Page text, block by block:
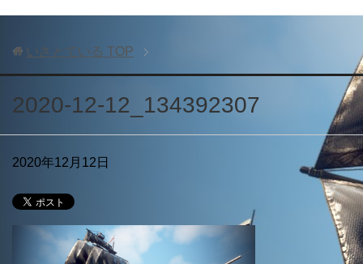
いさとている TOP
2020-12-12_134392307
2020年12月12日